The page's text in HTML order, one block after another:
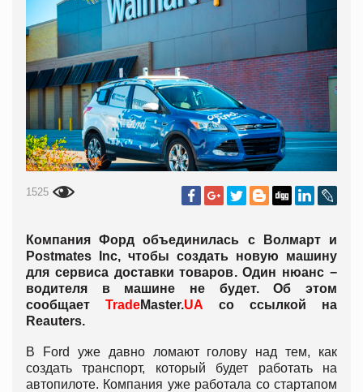
1525
Компания Форд объединилась с Волмарт и
Postmates Inc, чтобы создать новую машину
для сервиса доставки товаров. Один нюанс −
водителя в машине не будет. Об этом
сообщаетTradeMaster.UA со ссылкой на
Reauters.
В Ford уже давно ломают голову над тем, как
создать транспорт, который будет работать на
автопилоте. Компания уже работала со стартапом